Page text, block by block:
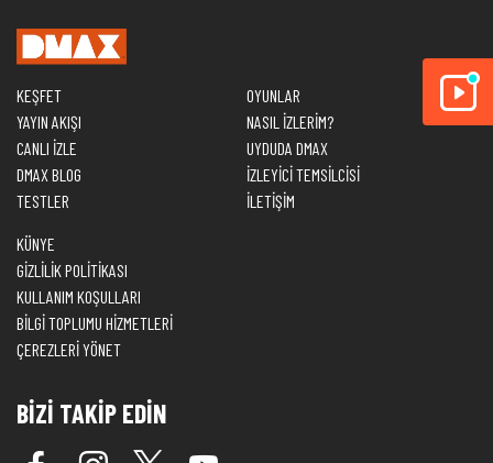
KEŞFET
YAYIN AKIŞI
CANLI İZLE
DMAX BLOG
TESTLER
OYUNLAR
NASIL İZLERİM?
UYDUDA DMAX
İZLEYİCİ TEMSİLCİSİ
İLETİŞİM
KÜNYE
GİZLİLİK POLİTİKASI
KULLANIM KOŞULLARI
BİLGİ TOPLUMU HİZMETLERİ
ÇEREZLERİ YÖNET
BİZİ TAKİP EDİN